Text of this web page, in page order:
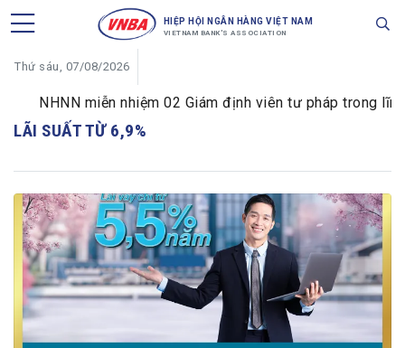
HIỆP HỘI NGÂN HÀNG VIỆT NAM
VIETNAM BANK'S ASSOCIATION
Thứ sáu, 07/08/2026
NHNN miễn nhiệm 02 Giám định viên tư pháp trong lĩnh
LÃI SUẤT TỪ 6,9%